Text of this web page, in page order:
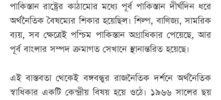
পাকিস্তান রাষ্ট্রের কাঠামোর মধ্যে পূর্ব পাকিস্তান দীর্ঘদিন ধরে
অর্থনৈতিক বৈষম্যের শিকার হয়েছিল। শিল্প, বাণিজ্য, সামরিক
ব্যয়, সব ক্ষেত্রেই পশ্চিম পাকিস্তান অগ্রাধিকার পেয়েছে, আর
পূর্ব বাংলার সম্পদ ক্রমাগত সেখানে স্থানান্তরিত হয়েছে।
এই বাস্তবতা থেকেই বঙ্গবন্ধুর রাজনৈতিক দর্শনে অর্থনৈতিক
স্বাধিকার একটি কেন্দ্রীয় বিষয় হয়ে ওঠে। ১৯৬৬ সালের ছয়